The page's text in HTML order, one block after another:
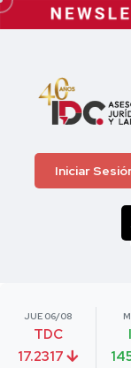
Iniciar
JUE 06/08
TDC
17.2317